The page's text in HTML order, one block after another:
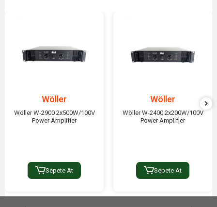
Wöller
Wöller W-2900 2x500W/100V
Power Amplifier
Sepete At
Wöller
Wöller W-2400 2x200W/100V
Power Amplifier
Sepete At